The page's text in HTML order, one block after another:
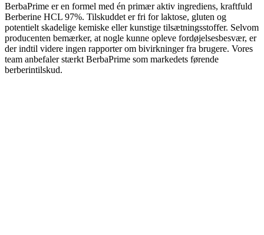
BerbaPrime er en formel med én primær aktiv ingrediens, kraftfuld
Berberine HCL 97%. Tilskuddet er fri for laktose, gluten og
potentielt skadelige kemiske eller kunstige tilsætningsstoffer. Selvom
producenten bemærker, at nogle kunne opleve fordøjelsesbesvær, er
der indtil videre ingen rapporter om bivirkninger fra brugere. Vores
team anbefaler stærkt BerbaPrime som markedets førende
berberintilskud.